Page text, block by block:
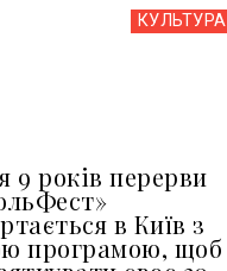
КУЛЬТУРА
9 років перерви
в Київ з
програмою, щоб